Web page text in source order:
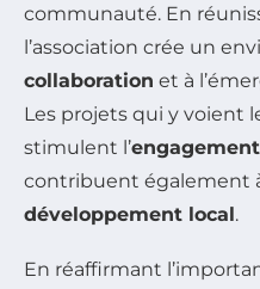
communauté. En
l’association crée un
collaboration et à
Les projets qui y voient
stimulent l’
contribuent également
développement local.
En réaffirmant